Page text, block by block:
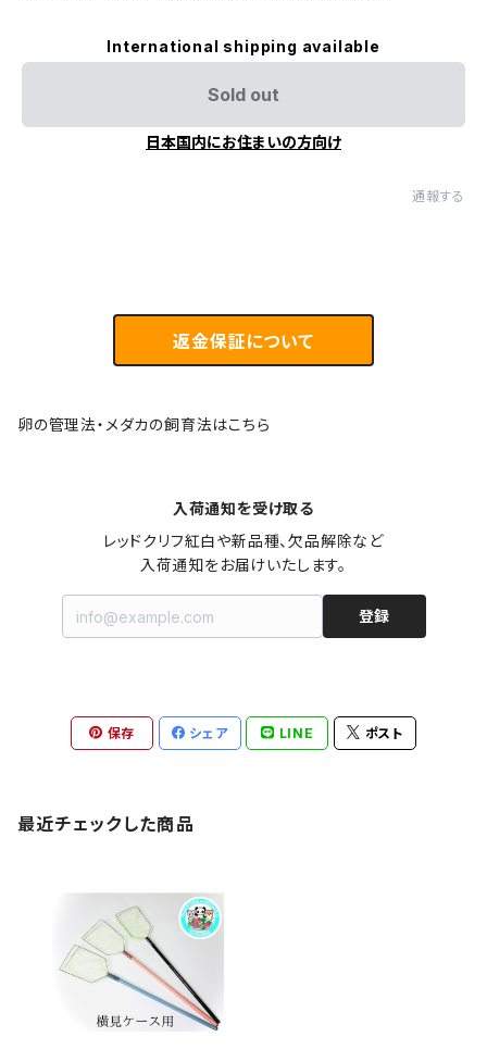
International shipping available
Sold out
日本国内にお住まいの方向け
通報する
返金保証について
卵の管理法・メダカの飼育法はこちら
入荷通知を受け取る
レッドクリフ紅白や新品種、欠品解除など
入荷通知をお届けいたします。
登録
保存 シェア LINE ポスト
最近チェックした商品